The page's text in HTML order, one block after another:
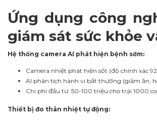
Ứng dụng công
giám sát sức khỏe
Hệ thống camera AI phát hiện bệnh sớm:
Camera nhiệt phát hiện sốt (độ chính xác
AI phân tích hành vi bất thường (giảm ăn,
Chi phí đầu tư: 50-100 triệu cho trại 1000
Thiết bị đo thân nhiệt tự động: